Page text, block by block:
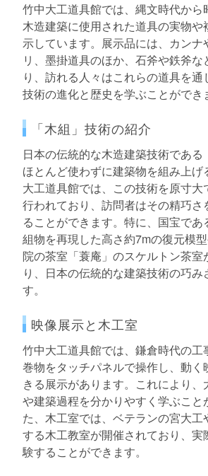
竹中大工道具館では、縄文時代から
木造建築に使用された道具の実物や
示しています。展示品には、カンナ
リ、墨掛道具のほか、石斧や鉄斧な
り、訪れる人々はこれらの道具を
技術の進化と歴史を学ぶことができ
「木組」技術の紹介
日本の伝統的な木造建築技術である
ほとんど使わずに建築物を組み上げ
大工道具館では、この技術を原寸
行われており、訪問者はその精巧さ
ることができます。特に、国宝で
組物を再現した高さ約7mの復元模
院の茶室「蓑庵」のスケルトン茶室
り、日本の伝統的な建築技術の巧み
す。
映像展示と木工室
竹中大工道具館では、鎌倉時代の工
巻物をタッチパネルで操作し、動く
きる展示があります。これにより
や建築過程を分かりやすく学ぶこと
た、木工室では、ベテランの宮大
する木工教室が開催されており、実
験することができます。